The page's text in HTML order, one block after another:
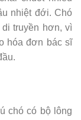
nhiệt đới. Chó
truyền hơn, vì
hóa đơn bác sĩ
chó có bộ lông